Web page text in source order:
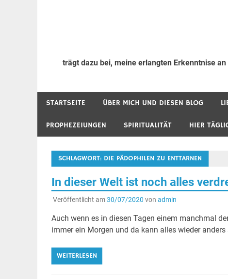
trägt dazu bei, meine erlangten Erkenntnise
STARTSEITE ÜBER MICH UND DIESEN BLOG
PROPHEZEIUNGEN SPIRITUALITÄT HIER
SCHLAGWORT: DIE PÄDOPHILEN ZU ENTTARNEN
In dieser Welt ist noch alles
Veröffentlicht am30/07/2020 von admin
Auch wenn es in diesen Tagen einem manchmal
immer ein Morgen und da kann alles wieder anders
WEITERLESEN